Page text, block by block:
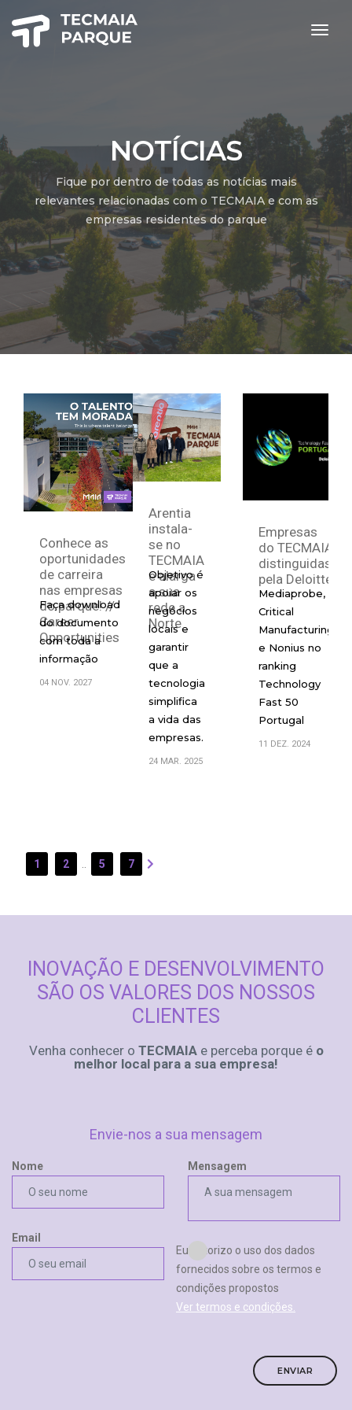
NOTÍCIAS
Fique por dentro de todas as notícias mais
relevantes relacionadas com o TECMAIA e com as
empresas residentes do parque
Conhece as
oportunidades
de carreira
nas empresas
do parque! //
Career
Opportunities
Faça download
do documento
com toda a
informação
04 NOV. 2027
Arentia
instala-
se no
TECMAIA
e alarga
a sua
rede a
Norte
Objetivo é
apoiar os
negócios
locais e
garantir
que a
tecnologia
simplifica
a vida das
empresas.
24 MAR. 2025
Empresas
do TECMAIA
distinguidas
pela Deloitte
Mediaprobe,
Critical
Manufacturing
e Nonius no
ranking
Technology
Fast 50
Portugal
11 DEZ. 2024
1 2 5 7
INOVAÇÃO E DESENVOLVIMENTO
SÃO OS VALORES DOS NOSSOS
CLIENTES
Venha conhecer o TECMAIAe perceba porque é o
melhor local para a sua empresa!
Envie-nos a sua mensagem
Nome
Email
Mensagem
Eu autorizo o uso dos dados
fornecidos sobre os termos e
condições propostos
Ver termos e condições.
ENVIAR